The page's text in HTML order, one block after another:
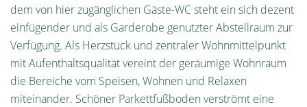
dem von hier zugänglichen Gäste-WC steht ein sich dezent
einfügender und als Garderobe genutzter Abstellraum zur
Verfügung. Als Herzstück und zentraler Wohnmittelpunkt
mit Aufenthaltsqualität vereint der geräumige Wohnraum
die Bereiche vom Speisen, Wohnen und Relaxen
miteinander. Schöner Parkettfußboden verströmt eine